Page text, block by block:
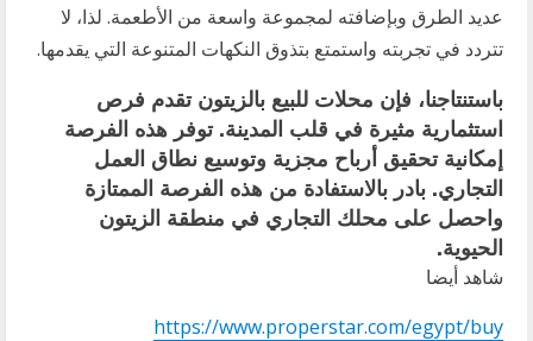
عديد الطرق وبإضافته لمجموعة واسعة من الأطعمة. لذا، لا
تتردد في تجربته واستمتع بتذوق النكهات المتنوعة التي يقدمها.
باستنتاجنا، فإن محلات للبيع بالزيتون تقدم فرص
استثمارية مثيرة في قلب المدينة. توفر هذه الفرصة
إمكانية تحقيق أرباح مجزية وتوسيع نطاق العمل
التجاري. بادر بالاستفادة من هذه الفرصة الممتازة
واحصل على محلك التجاري في منطقة الزيتون
الحيوية.
شاهد أيضا
https://www.properstar.com/egypt/buy